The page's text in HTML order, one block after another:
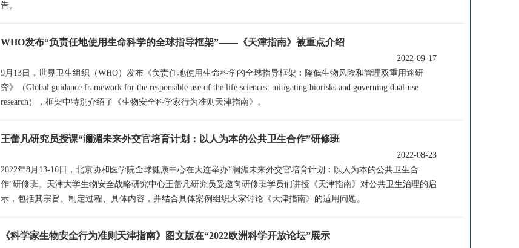
告。
WHO发布“负责任地使用生命科学的全球指导框架”——《天津指南》被重点介绍
2022-09-17
9月13日，世界卫生组织（WHO）发布《负责任地使用生命科学的全球指导框架：降低生物风险和管理双重用途研
究》（Global guidance framework for the responsible use of the life sciences: mitigating biorisks and governing dual-use
research），框架中特别介绍了《生物安全科学家行为准则天津指南》。
王蕾凡研究员授课“澜湄未来外交官培育计划：以人为本的公共卫生合作”研修班
2022-08-23
2022年8月13-16日，北京协和医学院全球健康中心在大连举办“澜湄未来外交官培育计划：以人为本的公共卫生合
作”研修班。天津大学生物安全战略研究中心王蕾凡研究员受邀向研修班学员们讲授《天津指南》对公共卫生治理的启
示，包括其宗旨、制定过程、具体内容，并结合具体案例组织大家讨论《天津指南》的适用问题。
《科学家生物安全行为准则天津指南》图文版在“2022欧洲科学开放论坛”展示